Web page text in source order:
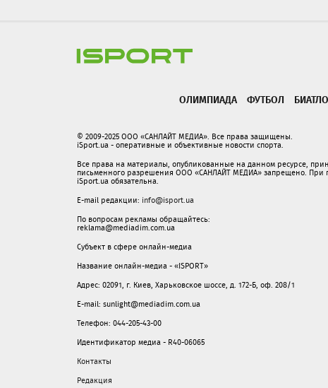
ОЛИМПИАДА ФУТБОЛ
© 2009-2025 ООО «САНЛАЙТ МЕДИА». Все права защищены.
iSport.ua - оперативные и объективные новости спорта.
Все права на материалы, опубликованные на данном ресурсе,
письменного разрешения ООО «САНЛАЙТ МЕДИА» запрещено. При
iSport.ua обязательна.
E-mail редакции: info@isport.ua
По вопросам рекламы обращайтесь:
reklama@mediadim.com.ua
Субъект в сфере онлайн-медиа
Название онлайн-медиа - «ISPORT»
Адрес: 02091, г. Киев, Харьковское шоссе, д. 172-Б, оф. 208/1
E-mail: sunlight@mediadim.com.ua
Телефон: 044-205-43-00
Идентификатор медиа - R40-06065
Контакты
Редакция